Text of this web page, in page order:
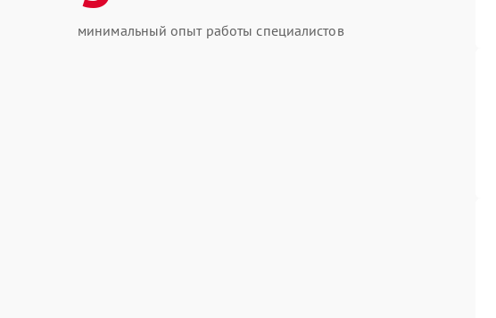
минимальный опыт работы специалистов